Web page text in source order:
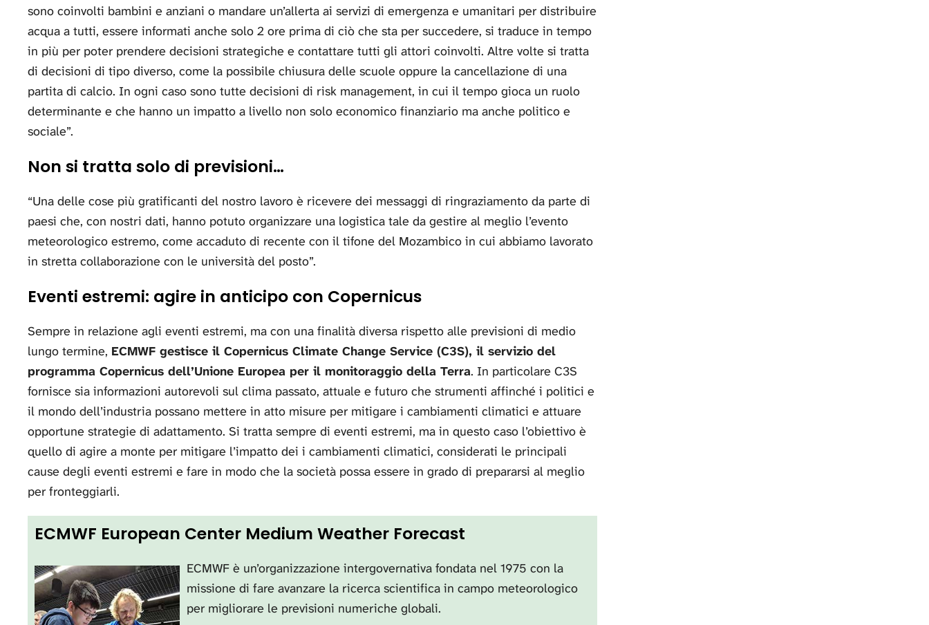
sono coinvolti bambini e anziani o mandare un’allerta ai servizi di emergenza e umanitari per distribuire
acqua a tutti, essere informati anche solo 2 ore prima di ciò che sta per succedere, si traduce in tempo
in più per poter prendere decisioni strategiche e contattare tutti gli attori coinvolti. Altre volte si tratta
di decisioni di tipo diverso, come la possibile chiusura delle scuole oppure la cancellazione di una
partita di calcio. In ogni caso sono tutte decisioni di risk management, in cui il tempo gioca un ruolo
determinante e che hanno un impatto a livello non solo economico finanziario ma anche politico e
sociale”.
Non si tratta solo di previsioni…
“Una delle cose più gratificanti del nostro lavoro è ricevere dei messaggi di ringraziamento da parte di
paesi che, con nostri dati, hanno potuto organizzare una logistica tale da gestire al meglio l’evento
meteorologico estremo, come accaduto di recente con il tifone del Mozambico in cui abbiamo lavorato
in stretta collaborazione con le università del posto”.
Eventi estremi: agire in anticipo con Copernicus
Sempre in relazione agli eventi estremi, ma con una finalità diversa rispetto alle previsioni di medio
lungo termine, ECMWF gestisce il Copernicus Climate Change Service (C3S), il servizio del
programma Copernicus dell’Unione Europea per il monitoraggio della Terra. In particolare C3S
fornisce sia informazioni autorevoli sul clima passato, attuale e futuro che strumenti affinché i politici e
il mondo dell’industria possano mettere in atto misure per mitigare i cambiamenti climatici e attuare
opportune strategie di adattamento. Si tratta sempre di eventi estremi, ma in questo caso l’obiettivo è
quello di agire a monte per mitigare l’impatto dei i cambiamenti climatici, considerati le principali
cause degli eventi estremi e fare in modo che la società possa essere in grado di prepararsi al meglio
per fronteggiarli.
ECMWF European Center Medium Weather Forecast
ECMWF è un’organizzazione intergovernativa fondata nel 1975 con la
missione di fare avanzare la ricerca scientifica in campo meteorologico
per migliorare le previsioni numeriche globali.